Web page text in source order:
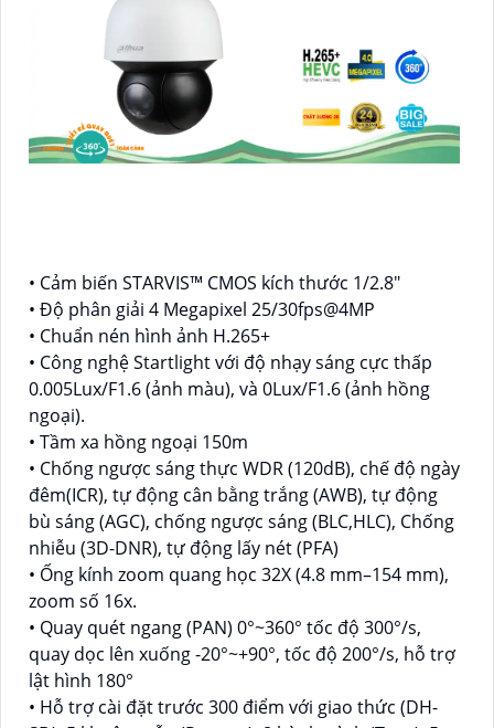
• Cảm biến STARVIS™ CMOS kích thước 1/2.8"
• Độ phân giải 4 Megapixel 25/30fps@4MP
• Chuẩn nén hình ảnh H.265+
• Công nghệ Startlight với độ nhạy sáng cực thấp
0.005Lux/F1.6 (ảnh màu), và 0Lux/F1.6 (ảnh hồng
ngoại).
• Tầm xa hồng ngoại 150m
• Chống ngược sáng thực WDR (120dB), chế độ ngày
đêm(ICR), tự động cân bằng trắng (AWB), tự động
bù sáng (AGC), chống ngược sáng (BLC,HLC), Chống
nhiễu (3D-DNR), tự động lấy nét (PFA)
• Ống kính zoom quang học 32X (4.8 mm–154 mm),
zoom số 16x.
• Quay quét ngang (PAN) 0°~360° tốc độ 300°/s,
quay dọc lên xuống -20°~+90°, tốc độ 200°/s, hỗ trợ
lật hình 180°
• Hỗ trợ cài đặt trước 300 điểm với giao thức (DH-